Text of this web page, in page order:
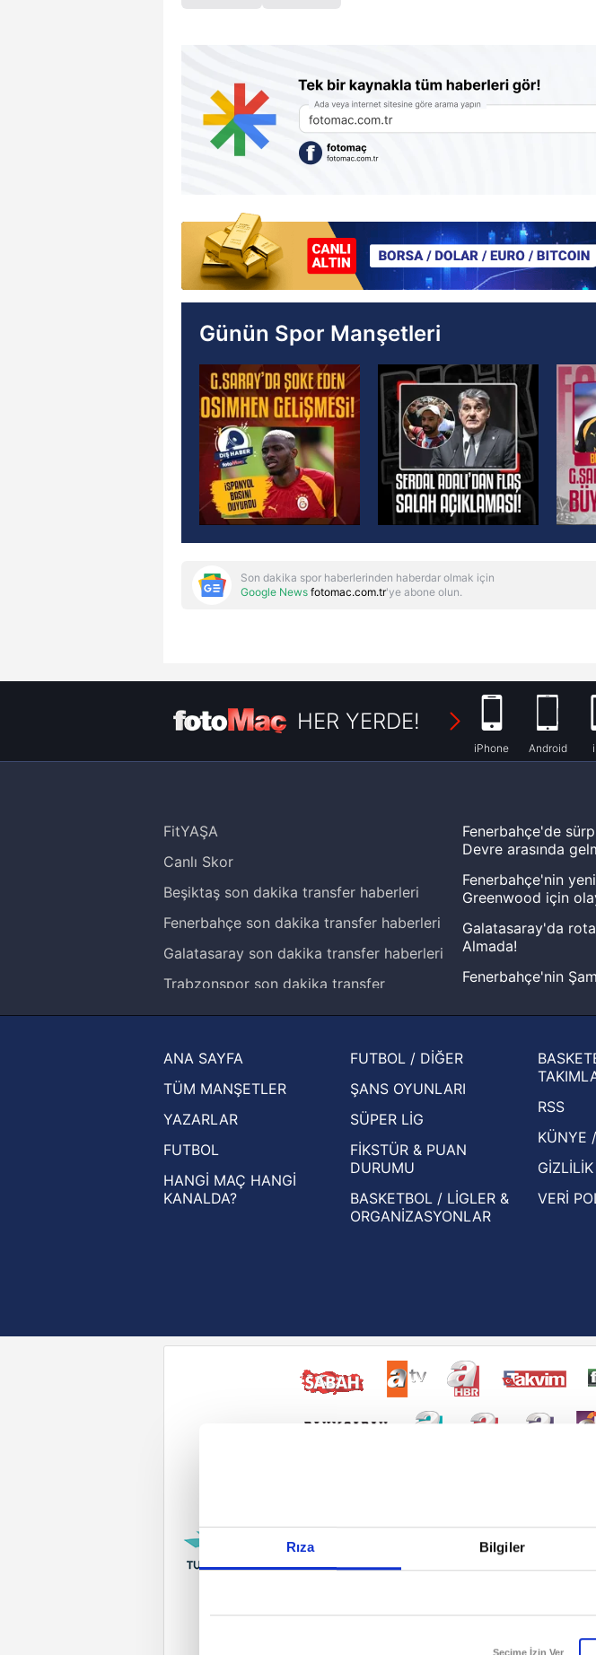
Rıza Bilgiler
Reddet
Seçime İzin Ver
Günün Spor Manşetleri
Son dakika spor haberlerinden haberdar olmak için
Google News fotomac.com.tr'ye abone olun.
HER YERDE!
iPhone Android
FitYAŞA
Canlı Skor
Beşiktaş son dakika transfer haberleri
Fenerbahçe son dakika transfer haberleri
Galatasaray son dakika transfer haberleri
Trabzonspor son dakika transfer
Ziraat Türkiye Kupası haberleri
UEFA Şampiyonlar Ligi haberleri
UEFA Avrupa Ligi haberleri
UEFA Konferans Ligi haberleri
Fenerbahçe'de
Devre arasında
Fenerbahçe'nin
Greenwood için
Galatasaray'da
Almada!
Fenerbahçe'nin
Zabrze'yi
basından gündem
Beşiktaş'ın UEFA
Eleme Turu
ANA SAYFA
TÜM MANŞETLER
YAZARLAR
FUTBOL
HANGİ MAÇ HANGİ
KANALDA?
FUTBOL / DİĞER
ŞANS OYUNLARI
SÜPER LİG
FİKSTÜR & PUAN
DURUMU
BASKETBOL / LİGLER &
ORGANİZASYONLAR
RSS
KÜNYE
VERİ